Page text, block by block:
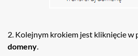
2. Kolejnym krokiem jest kliknięcie w
domeny.